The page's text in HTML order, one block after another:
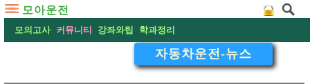
모아운전
모의고사 커뮤니티 강좌와팁 학과정리
자동차운전-뉴스